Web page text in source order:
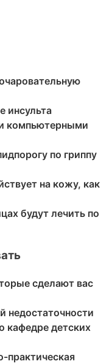
инсульта
компьютерными
по гриппу
на кожу, как
будут лечить по
сделают вас
недостаточности
кафедре детских
практическая